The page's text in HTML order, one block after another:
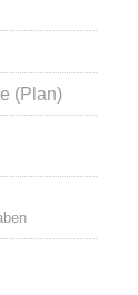
(Plan)